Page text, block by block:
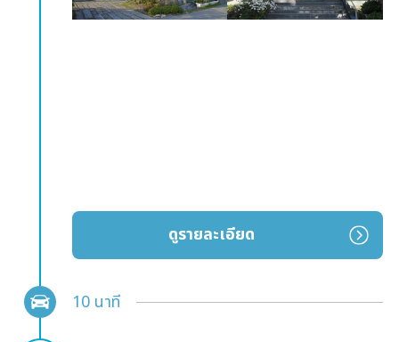
ดูรายละเอียด
10 นาที